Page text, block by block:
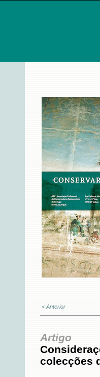
< Anterior
Artigo
colecções